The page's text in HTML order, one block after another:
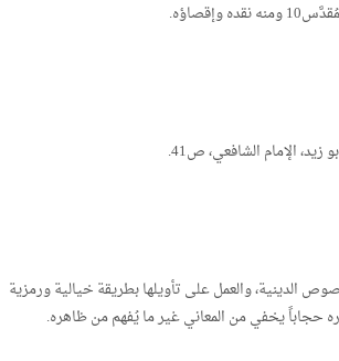
الدينية، والعمل على تأويلها بطريقة خيالية ورمزية
حجاباً يخفي من المعاني غير ما يُفهم من ظاهره.